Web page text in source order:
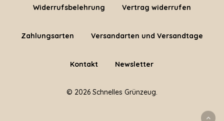
Widerrufsbelehrung Vertrag widerrufen
Zahlungsarten Versandarten und Versandtage
Kontakt Newsletter
© 2026 Schnelles Grünzeug.